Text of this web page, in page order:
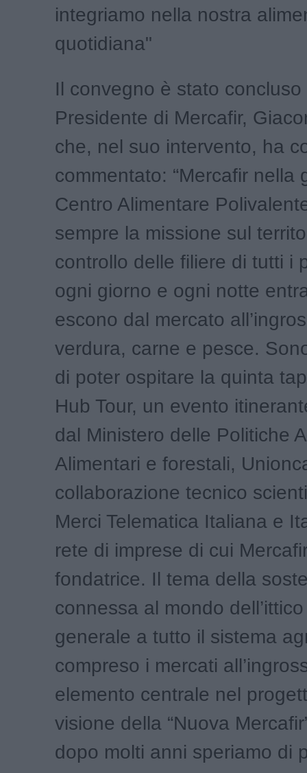
integriamo nella nostra
quotidiana"
Il convegno è stato concluso
Presidente di Mercafir,
che, nel suo intervento, ha
commentato: “Mercafir nella
Centro Alimentare
sempre la missione sul
controllo delle filiere di tutti i
ogni giorno e ogni notte
escono dal mercato
verdura, carne e pesce.
di poter ospitare la quinta
Hub Tour, un evento
dal Ministero delle Politiche
Alimentari e forestali,
collaborazione tecnico
Merci Telematica Italiana e
rete di imprese di cui
fondatrice. Il tema della
connessa al mondo
generale a tutto il sistema
compreso i mercati
elemento centrale nel
visione della “Nuova
dopo molti anni speriamo di